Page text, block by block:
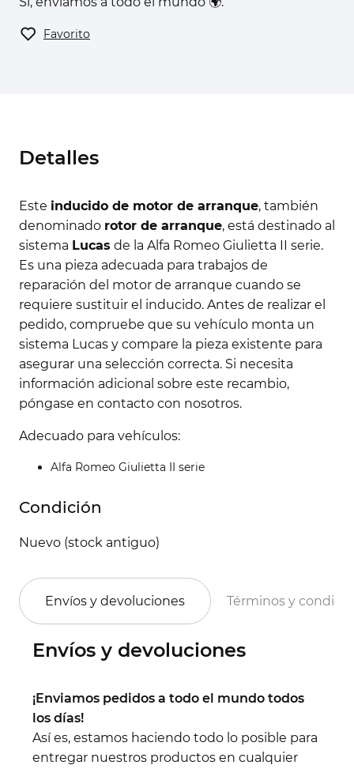
Favorito
Detalles
Este inducido de motor de arranque, también
denominado rotor de arranque, está destinado al
sistema Lucas de la Alfa Romeo Giulietta II serie.
Es una pieza adecuada para trabajos de
reparación del motor de arranque cuando se
requiere sustituir el inducido. Antes de realizar el
pedido, compruebe que su vehículo monta un
sistema Lucas y compare la pieza existente para
asegurar una selección correcta. Si necesita
información adicional sobre este recambio,
póngase en contacto con nosotros.
Adecuado para vehículos:
Alfa Romeo Giulietta II serie
Condición
Nuevo (stock antiguo)
Envíos y devoluciones Términos y
Envíos y devoluciones
¡Enviamos pedidos a todo el mundo todos
los días!
Así es, estamos haciendo todo lo posible para
entregar nuestros productos en cualquier